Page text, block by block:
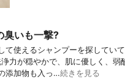
臭いも一撃?
て使えるシャンプーを探してい
力が穏やかで、肌に優しく、弱
添加物も入っ…続きを見る